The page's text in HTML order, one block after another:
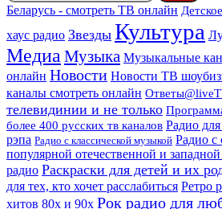
Беларусь - смотреть ТВ онлайн
хаус радио Звезды Культура
Медиа Музыка Музыкальные
онлайн Новости Новости ТВ
каналы смотреть онлайн
телевидинии и не только
более 400 русских тв каналов Радио
рэпа Радио с классической музыкой Радио с
популярной отечественной и
радио Раскраски для детей и их
для тех, кто хочет расслабиться Ретро
хитов 80х и 90х Рок радио для